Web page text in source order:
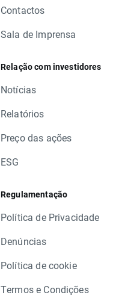
Contactos
Sala de Imprensa
Relação com investidores
Notícias
Relatórios
Preço das ações
ESG
Regulamentação
Política de Privacidade
Denúncias
Política de cookie
Termos e Condições